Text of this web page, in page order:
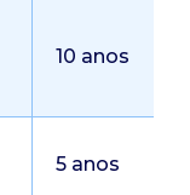
10 anos
5 anos